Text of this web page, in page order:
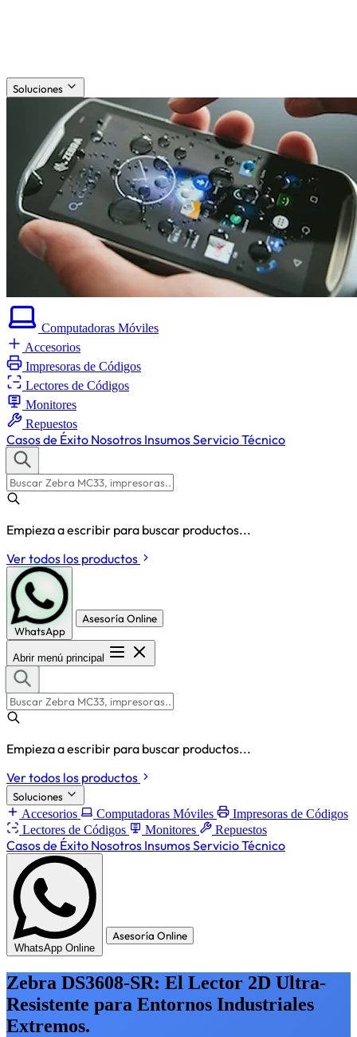
Soluciones
Computadoras Móviles
Accesorios
Impresoras de Códigos
Lectores de Códigos
Monitores
Repuestos
Casos de Éxito Nosotros InsumosServicio Técnico
Empieza a escribir para buscar productos...
Ver todos los productos
WhatsApp
Asesoría Online
Abrir menú principal
Empieza a escribir para buscar productos...
Ver todos los productos
Soluciones
Accesorios Computadoras Móviles
Impresoras de Códigos
Lectores de Códigos
Monitores Repuestos
Casos de Éxito Nosotros InsumosServicio Técnico
WhatsApp Online
Asesoría Online
Zebra DS3608-SR: El Lector 2D Ultra-
Resistente para Entornos Industriales
Extremos.